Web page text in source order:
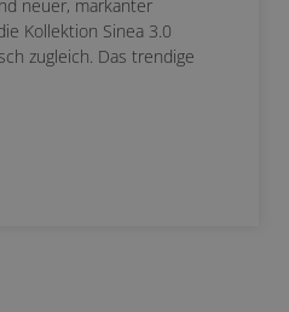
neuer, markanter
Kollektion Sinea 3.0
zugleich. Das trendige